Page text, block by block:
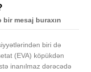
bir mesaj buraxın
biri də
(EVA) köpükdən
inanılmaz dərəcədə